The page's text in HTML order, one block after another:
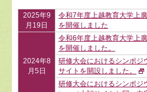
2025年9
月19日
令和7年度上越教育大学上
を開催しました
2024年8
月5日
令和6年度上越教育大学上
を開催しました。
研修大会におけるシンポジ
サイトを開設しました。
研修大会におけるシンポジ